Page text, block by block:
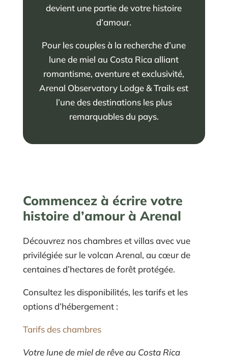
devient une partie de votre histoire
d’amour.
Pour les couples à la recherche d’une
lune de miel au Costa Rica alliant
romantisme, aventure et exclusivité,
Arenal Observatory Lodge & Trails est
l’une des destinations les plus
remarquables du pays.
Commencez à écrire votre
histoire d’amour à Arenal
Découvrez nos chambres et villas avec vue
privilégiée sur le volcan Arenal, au cœur de
centaines d’hectares de forêt protégée.
Consultez les disponibilités, les tarifs et les
options d’hébergement :
Tarifs des chambres
Votre lune de miel de rêve au Costa Rica